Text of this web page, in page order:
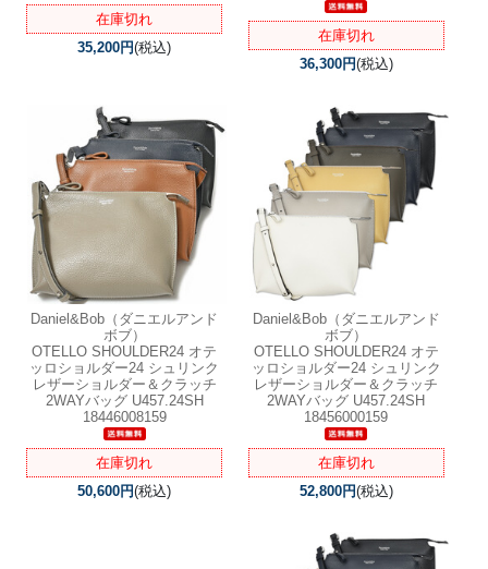
在庫切れ
35,200円(税込)
在庫切れ
36,300円(税込)
Daniel&Bob（ダニエルアンド
ボブ）
OTELLO SHOULDER24 オテ
ッロショルダー24 シュリンク
レザーショルダー＆クラッチ
2WAYバッグ U457.24SH
18446008159
在庫切れ
50,600円(税込)
Daniel&Bob（ダニエルアンド
ボブ）
OTELLO SHOULDER24 オテ
ッロショルダー24 シュリンク
レザーショルダー＆クラッチ
2WAYバッグ U457.24SH
18456000159
在庫切れ
52,800円(税込)